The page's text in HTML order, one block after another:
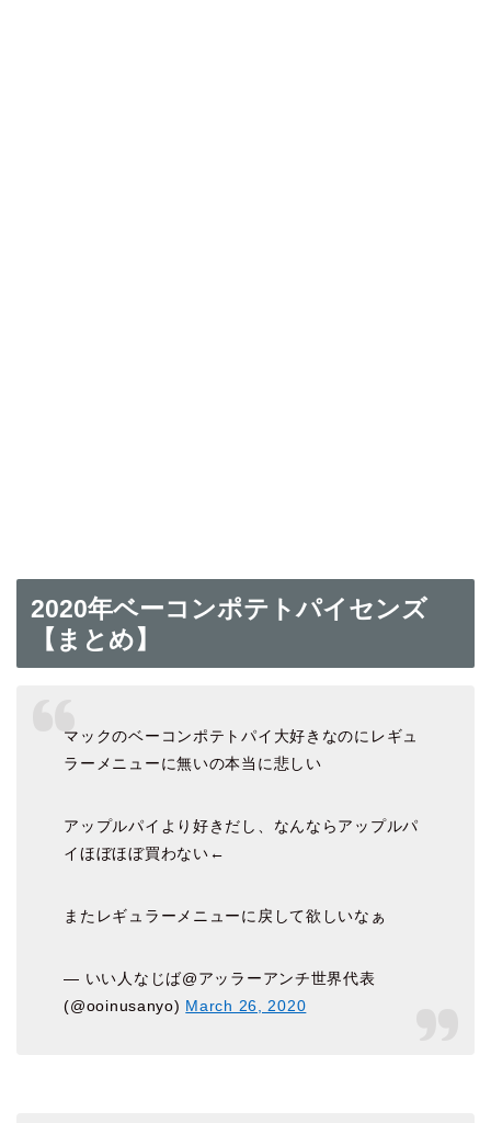
2020年ベーコンポテトパイセンズ
【まとめ】
マックのベーコンポテトパイ大好きなのにレギュ
ラーメニューに無いの本当に悲しい
アップルパイより好きだし、なんならアップルパ
イほぼほぼ買わない←
またレギュラーメニューに戻して欲しいなぁ
— いい人なじば@アッラーアンチ世界代表
(@ooinusanyo) March 26, 2020